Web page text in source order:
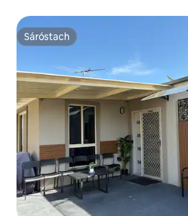
Sáróstach
Sáróstach